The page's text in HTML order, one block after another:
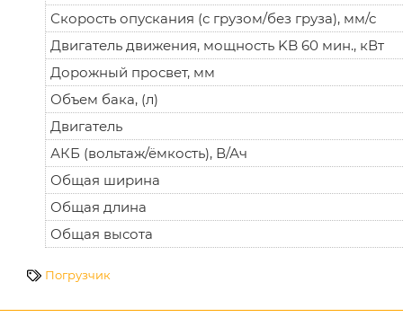
Скорость опускания (с грузом/без груза), мм/с
Двигатель движения, мощность KB 60 мин., кВт
Дорожный просвет, мм
Объем бака, (л)
Двигатель
АКБ (вольтаж/ёмкость), В/Ач
Общая ширина
Общая длина
Общая высота
Погрузчик